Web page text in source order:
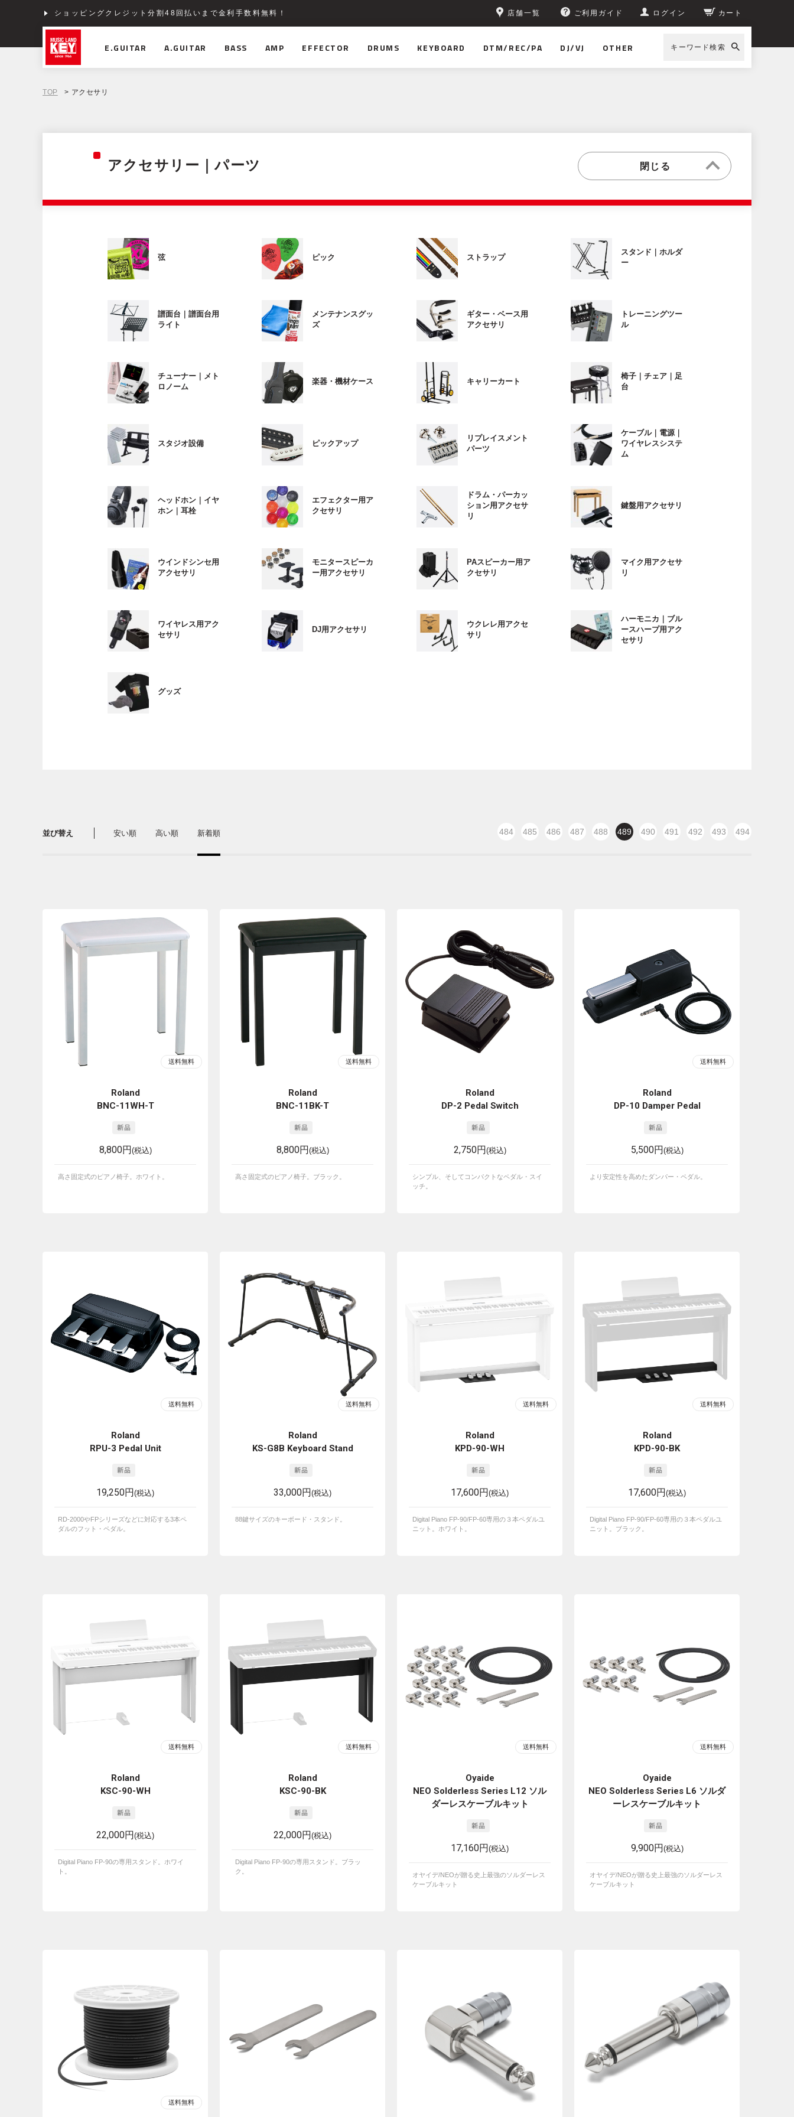
ショッピングクレジット分割48回払いまで金利手数料無料！ 店舗一覧 ご利用ガイド ログイン カート
E.GUITAR A.GUITAR BASS AMP EFFECTOR DRUMS KEYBOARD DTM/REC/PA DJ/VJ OTHER キーワード検索
TOP > アクセサリ
アクセサリー｜パーツ
弦 ピック ストラップ
スタンド｜ホルダ
ー
譜面台｜譜面台用
ライト
メンテナンスグッ
ズ
ギター・ベース用
アクセサリ
トレーニングツー
ル
チューナー｜メト
ロノーム
楽器・機材ケース キャリーカート
椅子｜チェア｜足
台
スタジオ設備 ピックアップ
リプレイスメント
パーツ
ケーブル｜電源｜
ワイヤレスシステ
ム
ヘッドホン｜イヤ
ホン｜耳栓
エフェクター用ア
クセサリ
ドラム・パーカッ
ション用アクセサ
リ
鍵盤用アクセサリ
ウインドシンセ用
アクセサリ
モニタースピーカ
ー用アクセサリ
PAスピーカー用ア
クセサリ
マイク用アクセサ
リ
ワイヤレス用アク
セサリ
DJ用アクセサリ
ウクレレ用アクセ
サリ
ハーモニカ｜ブル
ースハープ用アク
セサリ
グッズ
並び替え 安い順 高い順 新着順 484 485 486 487 488 489 490 491 492 493 494
Roland
BNC-11WH-T
8,800円(税込)
高さ固定式のピアノ椅子。ホワイト。
Roland
BNC-11BK-T
8,800円(税込)
高さ固定式のピアノ椅子。ブラック。
Roland
DP-2 Pedal Switch
2,750円(税込)
シンプル、そしてコンパクトなペダル・スイ
ッチ。
Roland
DP-10 Damper Pedal
5,500円(税込)
より安定性を高めたダンパー・ペダル。
Roland
RPU-3 Pedal Unit
19,250円(税込)
RD-2000やFPシリーズなどに対応する3本ペ
ダルのフット・ペダル。
Roland
KS-G8B Keyboard Stand
33,000円(税込)
88鍵サイズのキーボード・スタンド。
Roland
KPD-90-WH
17,600円(税込)
Digital Piano FP-90/FP-60専用の３本ペダルユ
ニット。ホワイト。
Roland
KPD-90-BK
17,600円(税込)
Digital Piano FP-90/FP-60専用の３本ペダルユ
ニット。ブラック。
Roland
KSC-90-WH
22,000円(税込)
Digital Piano FP-90の専用スタンド。ホワイ
ト。
Roland
KSC-90-BK
22,000円(税込)
Digital Piano FP-90の専用スタンド。ブラッ
ク。
Oyaide
NEO Solderless Series L12 ソル
ダーレスケーブルキット
17,160円(税込)
オヤイデ/NEOが贈る史上最強のソルダーレス
ケーブルキット
Oyaide
NEO Solderless Series L6 ソルダ
ーレスケーブルキット
9,900円(税込)
オヤイデ/NEOが贈る史上最強のソルダーレス
ケーブルキット